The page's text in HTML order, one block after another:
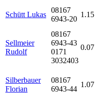
Schütt Lukas
08167
6943-20
1.15
Sellmeier
Rudolf
08167
6943-43
0171
3032403
0.07
Silberbauer
Florian
08167
6943-44
1.07